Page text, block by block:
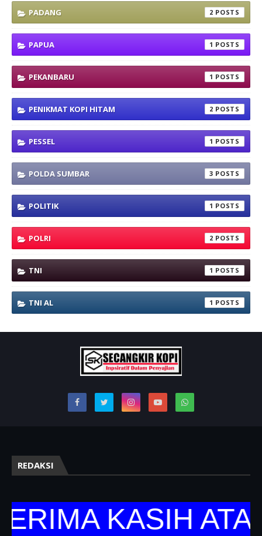
PADANG 2
PAPUA 1
PEKANBARU 1
PENIKMAT KOPI HITAM 2
PESSEL 1
POLDA SUMBAR 3
POLITIK 1
POLRI 2
TNI 1
TNI AL 1
REDAKSI
KASIH ATAS